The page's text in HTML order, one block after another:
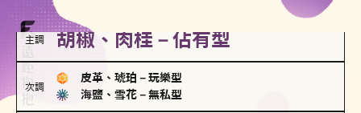
主調 胡椒、肉桂－佔有型
次調
皮革、琥珀 － 玩樂型
海鹽、雪花 － 無私型